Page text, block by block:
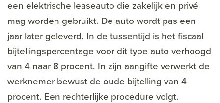
een elektrische leaseauto die zakelijk en privé
mag worden gebruikt. De auto wordt pas een
jaar later geleverd. In de tussentijd is het fiscaal
bijtellingspercentage voor dit type auto verhoogd
van 4 naar 8 procent. In zijn aangifte verwerkt de
werknemer bewust de oude bijtelling van 4
procent. Een rechterlijke procedure volgt.